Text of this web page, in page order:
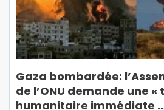
Gaza bombardée:
de l’ONU demande une «
humanitaire immédiate